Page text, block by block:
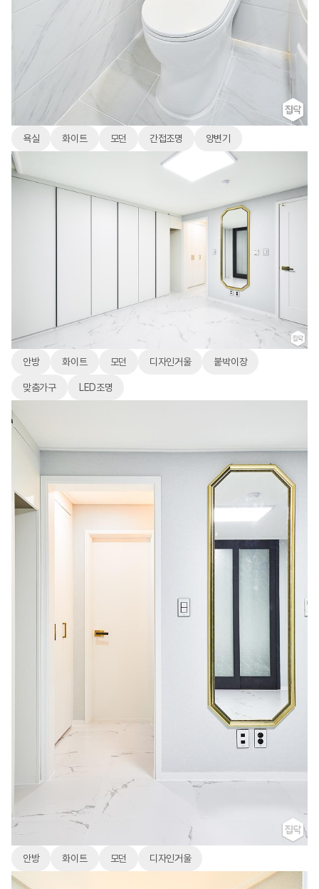
욕실 화이트 모던 간접조명 양변기
안방 화이트 모던 디자인거울 붙박이장
맞춤가구 LED조명
안방 화이트 모던 디자인거울